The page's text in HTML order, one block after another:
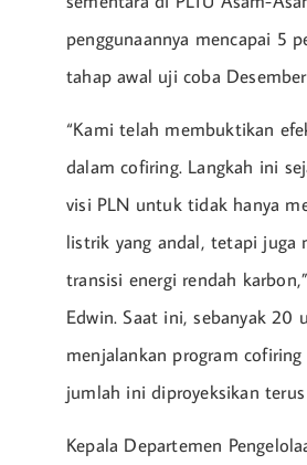
penggunaannya mencapai 5
tahap awal uji coba
“Kami telah membuktikan
dalam cofiring. Langkah ini
visi PLN untuk tidak hanya
listrik yang andal, tetapi juga
transisi energi rendah
Edwin. Saat ini, sebanyak 20
menjalankan program
jumlah ini diproyeksikan
Kepala Departemen